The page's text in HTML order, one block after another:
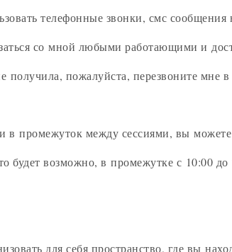
телефонные звонки, смс
со мной любыми работающими и
получила, пожалуйста, перезвоните мне в
в промежуток между сессиями, вы
будет возможно, в промежутке с 10:00 до
для себя пространство, где вы